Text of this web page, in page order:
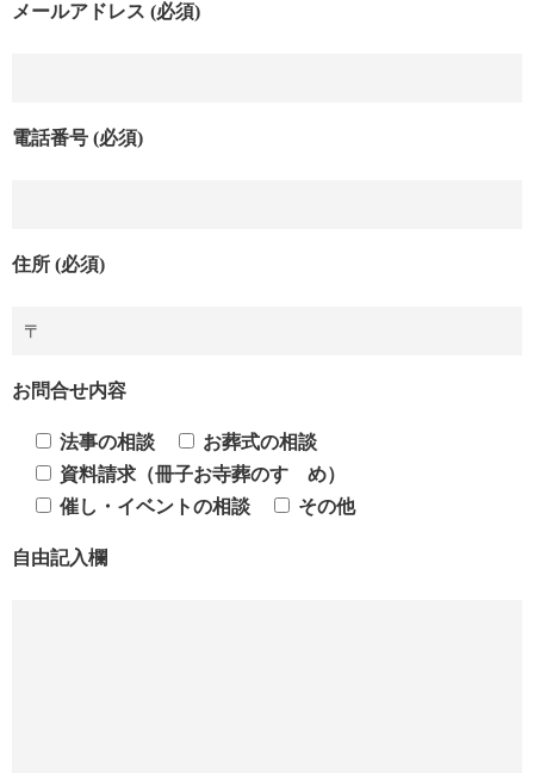
メールアドレス (必須)
電話番号 (必須)
住所 (必須)
お問合せ内容
法事の相談
お葬式の相談
資料請求（冊子お寺葬のすゝめ）
催し・イベントの相談
その他
自由記入欄